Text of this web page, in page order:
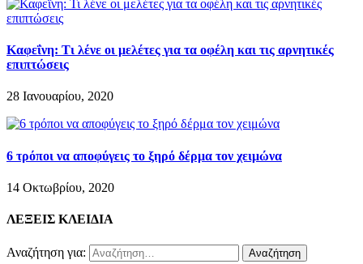
Καφεΐνη: Τι λένε οι μελέτες για τα οφέλη και τις αρνητικές
επιπτώσεις
28 Ιανουαρίου, 2020
6 τρόποι να αποφύγεις το ξηρό δέρμα τον χειμώνα
14 Οκτωβρίου, 2020
ΛΕΞΕΙΣ ΚΛΕΙΔΙΑ
Αναζήτηση για: